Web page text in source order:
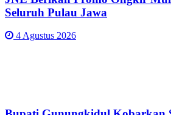
Seluruh Pulau Jawa
4 Agustus 2026